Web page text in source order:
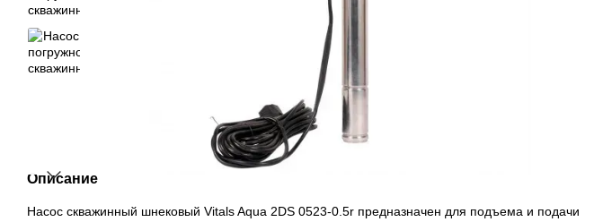
Описание
Насос скважинный шнековый Vitals Aqua 2DS 0523-0.5r предназначен для подъема и подачи